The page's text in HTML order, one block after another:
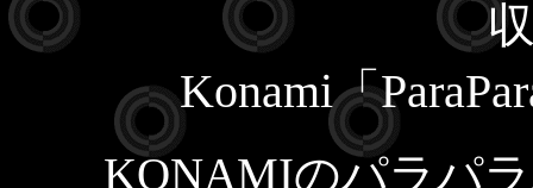
Konami「
KONAMIのパラパ